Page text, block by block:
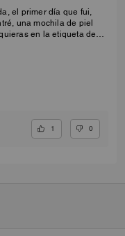
el primer día que fui,
una mochila de piel
en la etiqueta de
1 0